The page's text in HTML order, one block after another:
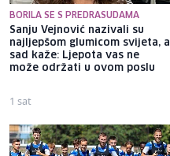
BORILA SE S PREDRASUDAMA
Sanju Vejnović nazivali su
najljepšom glumicom svijeta, a
sad kaže: Ljepota vas ne
može održati u ovom poslu
1 sat